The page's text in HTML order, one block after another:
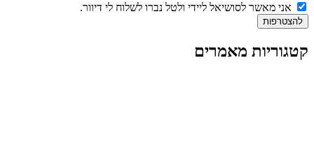
אני מאשר לסושיאל ליידי ולטל נברו לשלוח לי דיוור.
להצטרפות
קטגוריות מאמרים